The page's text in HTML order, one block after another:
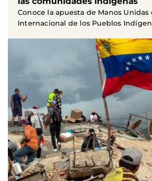
Conoce la apuesta de Manos Unidas
Internacional de los Pueblos